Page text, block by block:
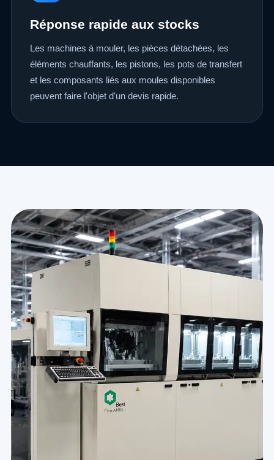
Réponse rapide aux stocks
Les machines à mouler, les pièces détachées, les
éléments chauffants, les pistons, les pots de transfert
et les composants liés aux moules disponibles
peuvent faire l'objet d'un devis rapide.